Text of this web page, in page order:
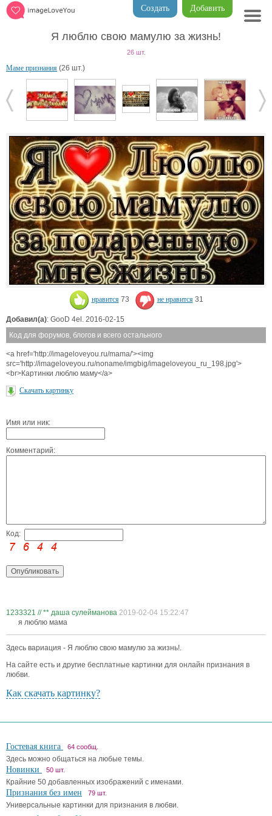
Добавить
Создать
Я люблю свою мамулю за жизнь!
26 шт.
Маме признания (26 шт.)
нравится 73 не нравится 31
Добавил(а): GooD 4el. 2016-02-15
Код для форумов, блогов и всего остального
<a href='http://imageloveyou.ru/mama/'><img
src='http://imageloveyou.ru/noname/imgbig/imageloveyou_ru_198.jpg'>
<br>Картинки люблю маму</a>
Скачать картинку
Имя или ник:
Комментарий:
Код:
1233321 // ** даша сулейманова 2019-02-04 15:22:47
я люблю мама
Здесь вариация - Я люблю свою мамулю за жизнь!.
На сайте есть и другие бесплатные картинки для онлайн признания в
любви.
Как скачать картинку?
Гостевая книга 64 сообщ.
Здесь можно общаться на любые темы.
Новинки 50 шт.
Крайние 50 добавленных изображений с именами.
Признания без имен 79 шт.
Универсальные картинки для признания в любви.